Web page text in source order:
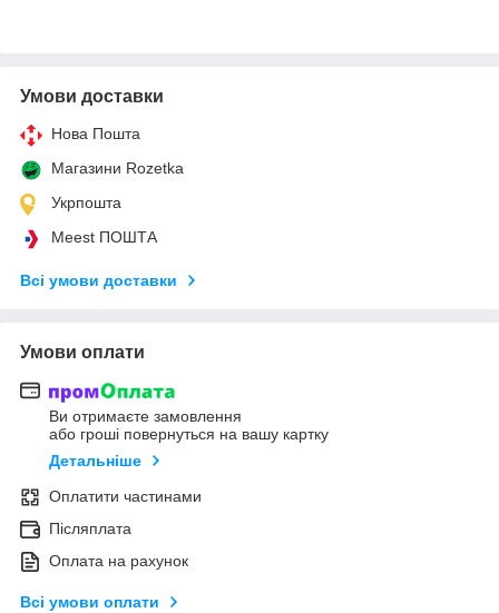
Умови доставки
Нова Пошта
Магазини Rozetka
Укрпошта
Meest ПОШТА
Всі умови доставки
Умови оплати
Ви отримаєте замовлення
або гроші повернуться на вашу картку
Детальніше
Оплатити частинами
Післяплата
Оплата на рахунок
Всі умови оплати